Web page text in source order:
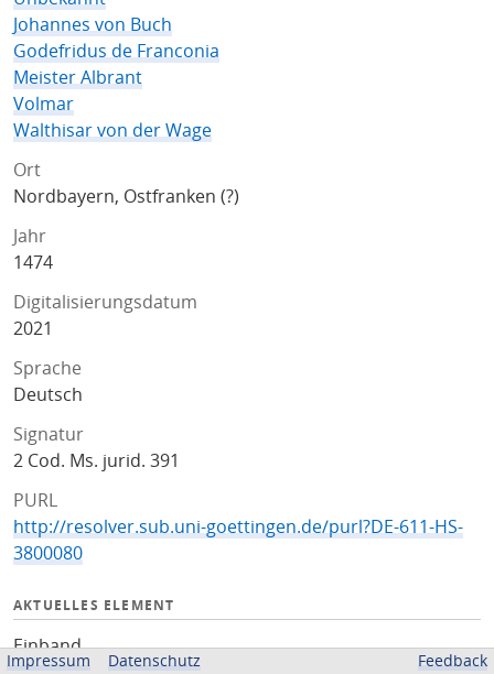
Johannes von Buch
Godefridus de Franconia
Meister Albrant
Volmar
Walthisar von der Wage
Ort
Nordbayern, Ostfranken (?)
Jahr
1474
Digitalisierungsdatum
2021
Sprache
Deutsch
Signatur
2 Cod. Ms. jurid. 391
PURL
http://resolver.sub.uni-goettingen.de/purl?DE-611-HS-
3800080
AKTUELLES ELEMENT
Einband
Impressum Datenschutz Feedback